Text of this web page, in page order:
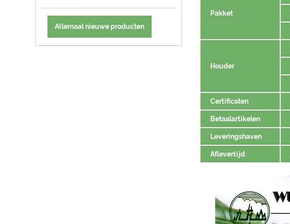
Allemaal nieuwe producten
Pakket
Houder
Certificaten
Betaalartikelen
Leveringshaven
Aflevertijd